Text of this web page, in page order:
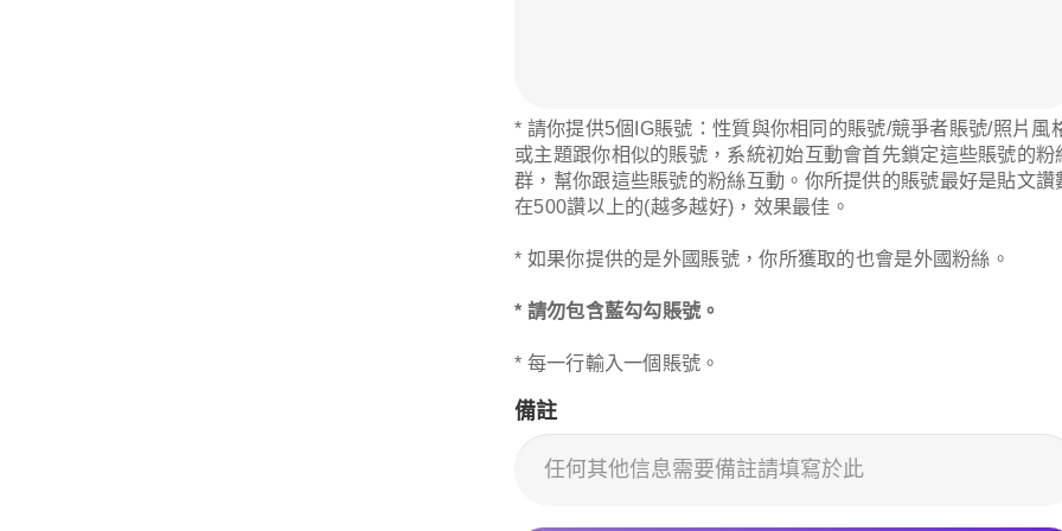
* 請你提供5個IG賬號：性質與你相同的賬號/競爭者賬號/照片風
或主題跟你相似的賬號，系統初始互動會首先鎖定這些賬號的粉
群，幫你跟這些賬號的粉絲互動。你所提供的賬號最好是貼文讚
在500讚以上的(越多越好)，效果最佳。
* 如果你提供的是外國賬號，你所獲取的也會是外國粉絲。
* 請勿包含藍勾勾賬號。
* 每一行輸入一個賬號。
備註